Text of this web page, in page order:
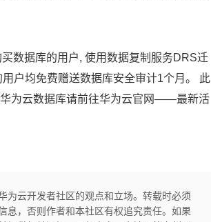
数据库的用户, 使用数据复制服务DRS迁
户均免费赠送数据库安全审计1个月。 此
为云数据库请前往华为云官网——最新活
为云开发者社区的观点和立场。转载时必须
息，否则作者和本社区有权追究责任。如果